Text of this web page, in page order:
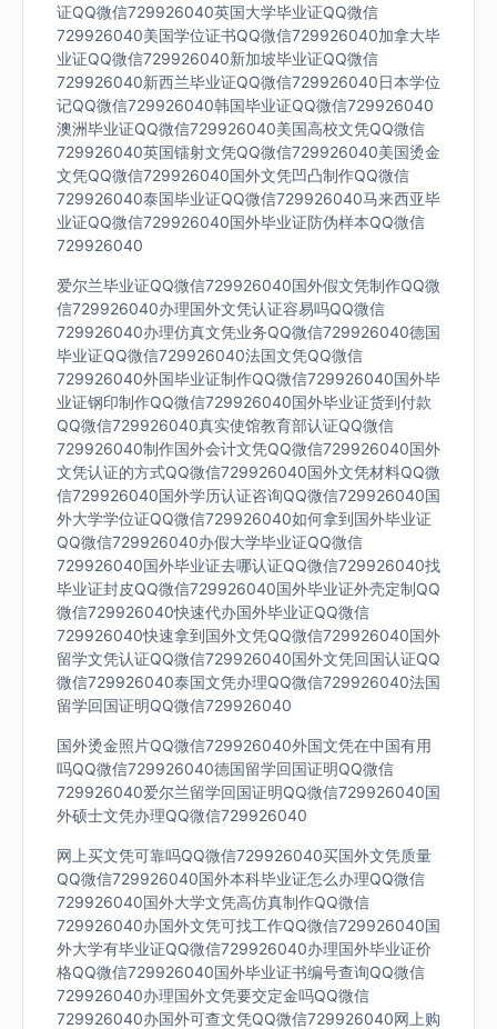
证QQ微信729926040英国大学毕业证QQ微信
729926040美国学位证书QQ微信729926040加拿大毕
业证QQ微信729926040新加坡毕业证QQ微信
729926040新西兰毕业证QQ微信729926040日本学位
记QQ微信729926040韩国毕业证QQ微信729926040
澳洲毕业证QQ微信729926040美国高校文凭QQ微信
729926040英国镭射文凭QQ微信729926040美国烫金
文凭QQ微信729926040国外文凭凹凸制作QQ微信
729926040泰国毕业证QQ微信729926040马来西亚毕
业证QQ微信729926040国外毕业证防伪样本QQ微信
729926040
爱尔兰毕业证QQ微信729926040国外假文凭制作QQ微
信729926040办理国外文凭认证容易吗QQ微信
729926040办理仿真文凭业务QQ微信729926040德国
毕业证QQ微信729926040法国文凭QQ微信
729926040外国毕业证制作QQ微信729926040国外毕
业证钢印制作QQ微信729926040国外毕业证货到付款
QQ微信729926040真实使馆教育部认证QQ微信
729926040制作国外会计文凭QQ微信729926040国外
文凭认证的方式QQ微信729926040国外文凭材料QQ微
信729926040国外学历认证咨询QQ微信729926040国
外大学学位证QQ微信729926040如何拿到国外毕业证
QQ微信729926040办假大学毕业证QQ微信
729926040国外毕业证去哪认证QQ微信729926040找
毕业证封皮QQ微信729926040国外毕业证外壳定制QQ
微信729926040快速代办国外毕业证QQ微信
729926040快速拿到国外文凭QQ微信729926040国外
留学文凭认证QQ微信729926040国外文凭回国认证QQ
微信729926040泰国文凭办理QQ微信729926040法国
留学回国证明QQ微信729926040
国外烫金照片QQ微信729926040外国文凭在中国有用
吗QQ微信729926040德国留学回国证明QQ微信
729926040爱尔兰留学回国证明QQ微信729926040国
外硕士文凭办理QQ微信729926040
网上买文凭可靠吗QQ微信729926040买国外文凭质量
QQ微信729926040国外本科毕业证怎么办理QQ微信
729926040国外大学文凭高仿真制作QQ微信
729926040办国外文凭可找工作QQ微信729926040国
外大学有毕业证QQ微信729926040办理国外毕业证价
格QQ微信729926040国外毕业证书编号查询QQ微信
729926040办理国外文凭要交定金吗QQ微信
729926040办国外可查文凭QQ微信729926040网上购